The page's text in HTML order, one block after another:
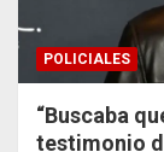
POLICIALES
“Buscaba
testimonio